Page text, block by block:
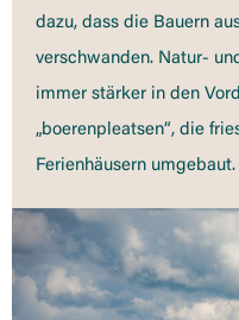
dazu, dass die Bauern
verschwanden. Natur-
immer stärker in den
„boerenpleatsen“, die
Ferienhäusern umgebaut.